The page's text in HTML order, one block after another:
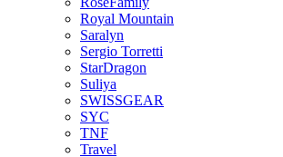
Royal Mountain
Saralyn
Sergio Torretti
StarDragon
Suliya
SWISSGEAR
SYC
TNF
Travel